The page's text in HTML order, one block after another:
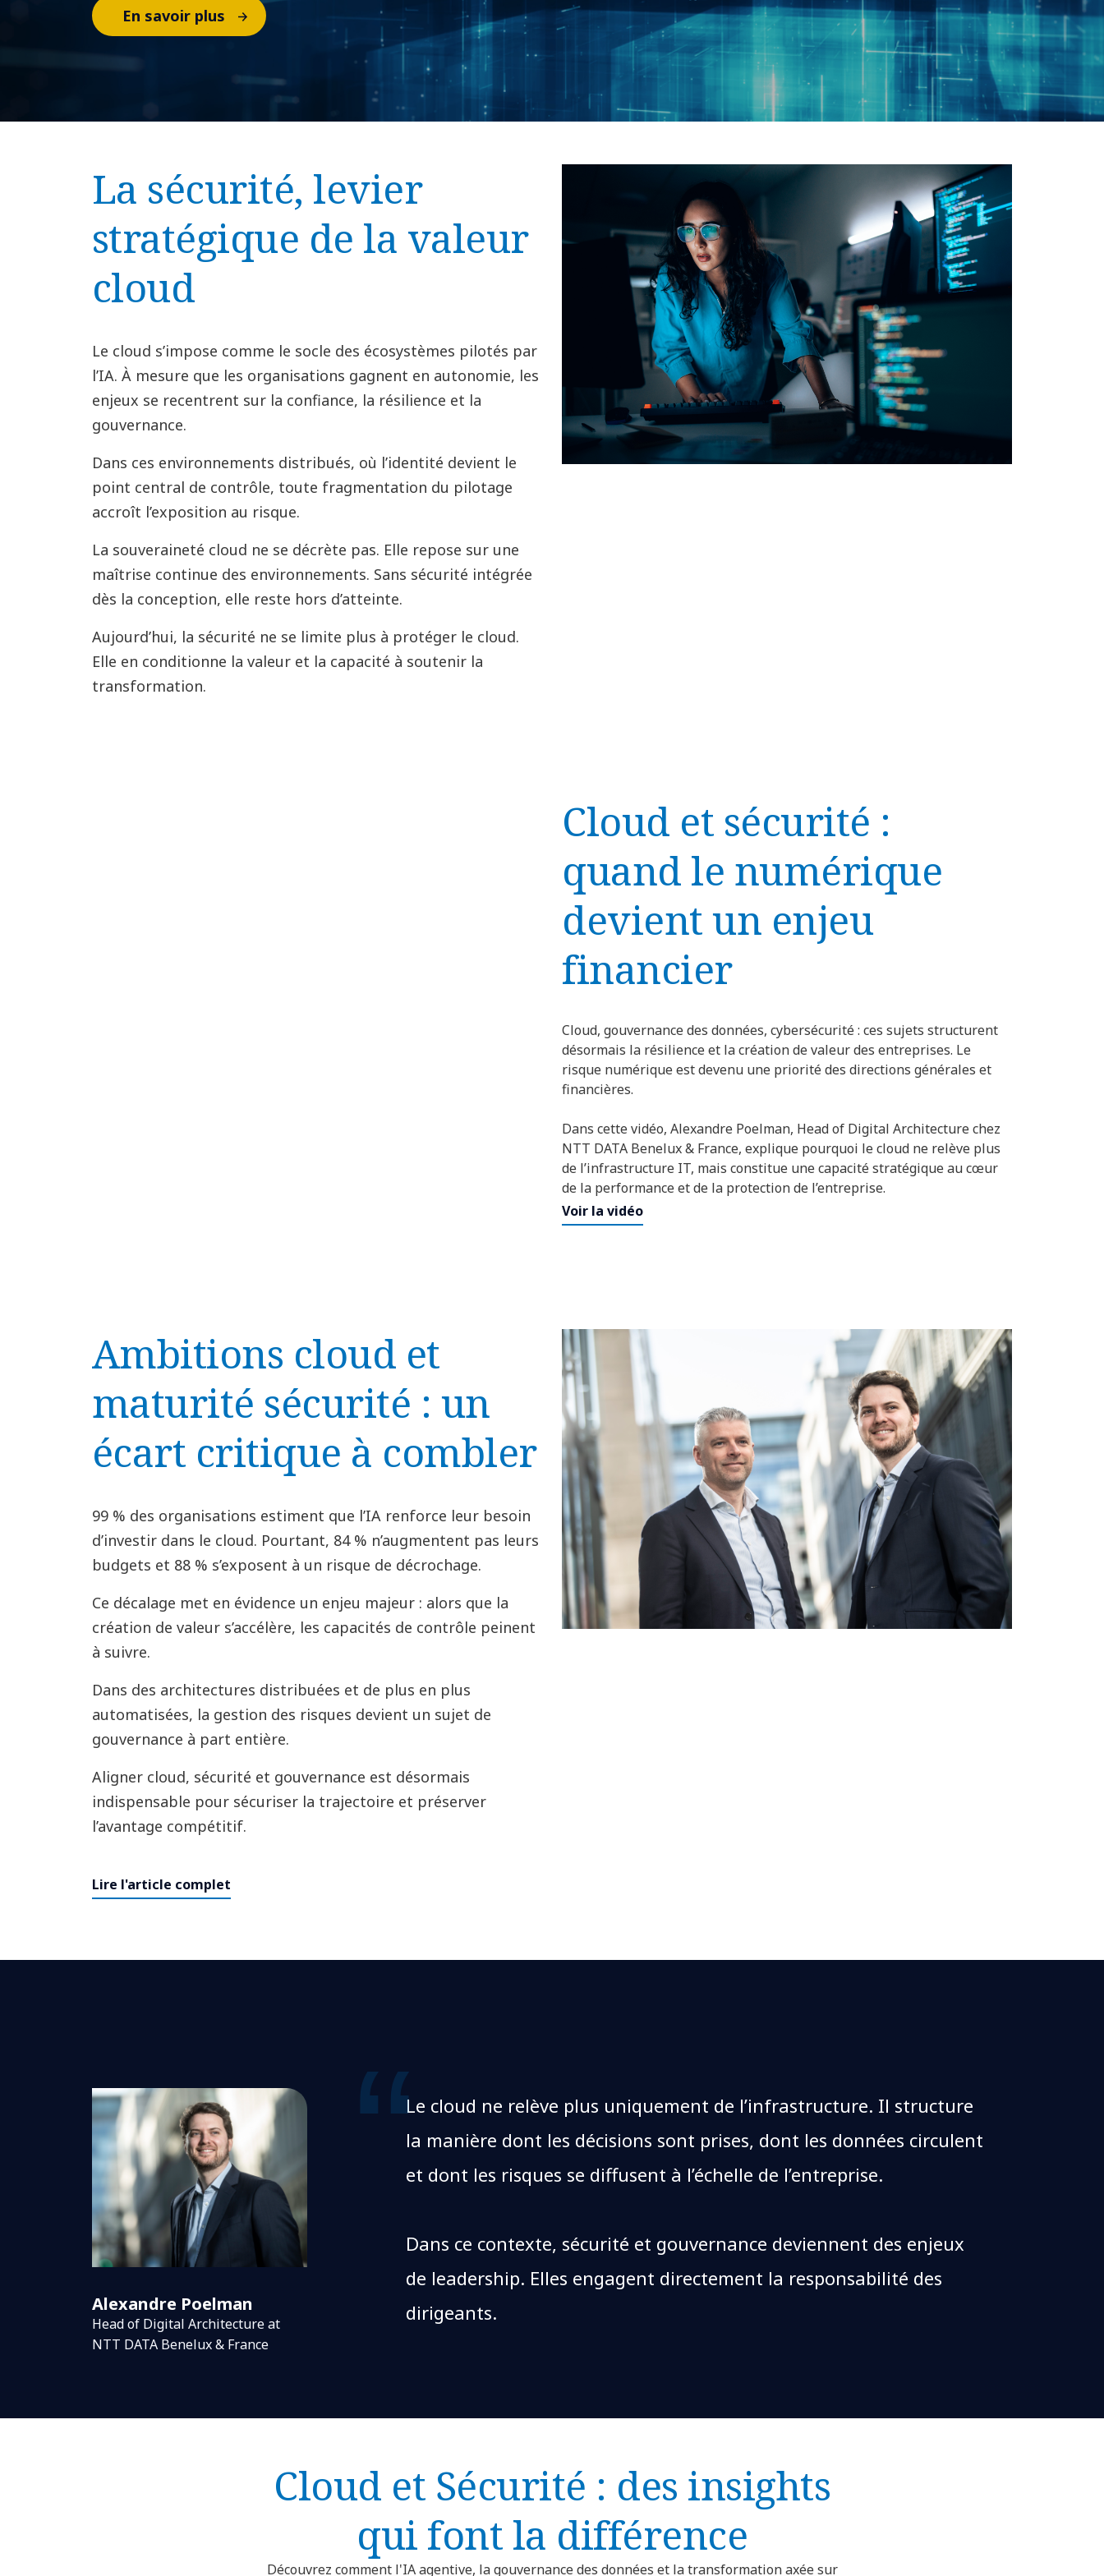
En savoir plus
La sécurité, levier
stratégique de la valeur
cloud
Le cloud s’impose comme le socle des écosystèmes pilotés par
l’IA. À mesure que les organisations gagnent en autonomie, les
enjeux se recentrent sur la confiance, la résilience et la
gouvernance.
Dans ces environnements distribués, où l’identité devient le
point central de contrôle, toute fragmentation du pilotage
accroît l’exposition au risque.
La souveraineté cloud ne se décrète pas. Elle repose sur une
maîtrise continue des environnements. Sans sécurité intégrée
dès la conception, elle reste hors d’atteinte.
Aujourd’hui, la sécurité ne se limite plus à protéger le cloud.
Elle en conditionne la valeur et la capacité à soutenir la
transformation.
Cloud et sécurité :
quand le numérique
devient un enjeu
financier
Cloud, gouvernance des données, cybersécurité : ces sujets structurent
désormais la résilience et la création de valeur des entreprises. Le
risque numérique est devenu une priorité des directions générales et
financières.
Dans cette vidéo, Alexandre Poelman, Head of Digital Architecture chez
NTT DATA Benelux & France, explique pourquoi le cloud ne relève plus
de l’infrastructure IT, mais constitue une capacité stratégique au cœur
de la performance et de la protection de l’entreprise.
Voir la vidéo
Ambitions cloud et
maturité sécurité : un
écart critique à combler
99 % des organisations estiment que l’IA renforce leur besoin
d’investir dans le cloud. Pourtant, 84 % n’augmentent pas leurs
budgets et 88 % s’exposent à un risque de décrochage.
Ce décalage met en évidence un enjeu majeur : alors que la
création de valeur s’accélère, les capacités de contrôle peinent
à suivre.
Dans des architectures distribuées et de plus en plus
automatisées, la gestion des risques devient un sujet de
gouvernance à part entière.
Aligner cloud, sécurité et gouvernance est désormais
indispensable pour sécuriser la trajectoire et préserver
l’avantage compétitif.
Lire l'article complet
Le cloud ne relève plus uniquement de l’infrastructure. Il structure
la manière dont les décisions sont prises, dont les données circulent
et dont les risques se diffusent à l’échelle de l’entreprise.
Dans ce contexte, sécurité et gouvernance deviennent des enjeux
de leadership. Elles engagent directement la responsabilité des
dirigeants.
Alexandre Poelman
Head of Digital Architecture at
NTT DATA Benelux & France
Cloud et Sécurité : des insights
qui font la différence
Découvrez comment l'IA agentive, la gouvernance des données et la transformation axée sur